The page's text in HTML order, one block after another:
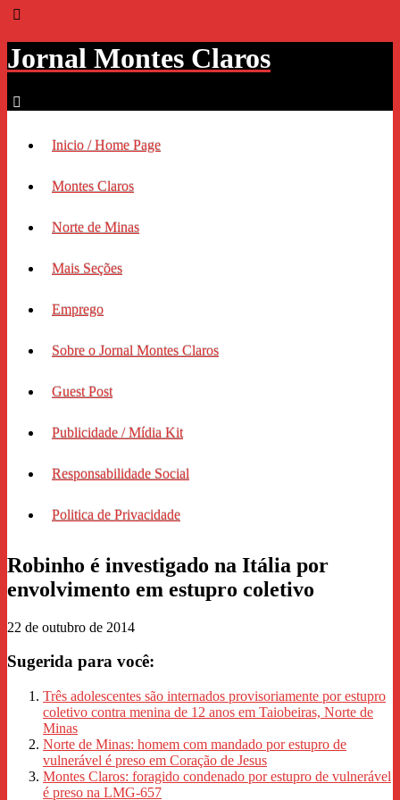
Jornal Montes Claros
Inicio / Home Page
Montes Claros
Norte de Minas
Mais Seções
Emprego
Sobre o Jornal Montes Claros
Guest Post
Publicidade / Mídia Kit
Responsabilidade Social
Politica de Privacidade
Robinho é investigado na Itália por
envolvimento em estupro coletivo
22 de outubro de 2014
Sugerida para você:
Três adolescentes são internados provisoriamente por estupro
coletivo contra menina de 12 anos em Taiobeiras, Norte de
Minas
Norte de Minas: homem com mandado por estupro de
vulnerável é preso em Coração de Jesus
Montes Claros: foragido condenado por estupro de vulnerável
é preso na LMG-657